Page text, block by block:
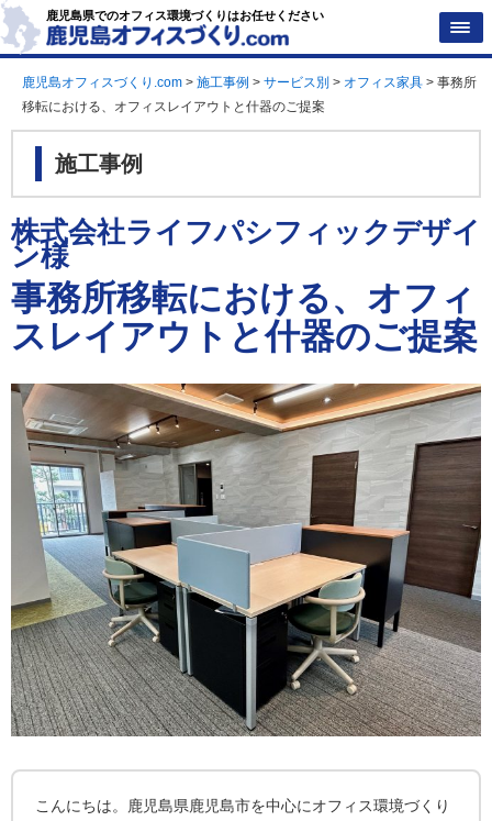
鹿児島県でのオフィス環境づくりはお任せください
鹿児島オフィスづくり.com > 施工事例 > サービス別 > オフィス家具 > 事務所
移転における、オフィスレイアウトと什器のご提案
施工事例
株式会社ライフパシフィックデザイ
ン様
事務所移転における、オフィ
スレイアウトと什器のご提案
こんにちは。鹿児島県鹿児島市を中心にオフィス環境づくり